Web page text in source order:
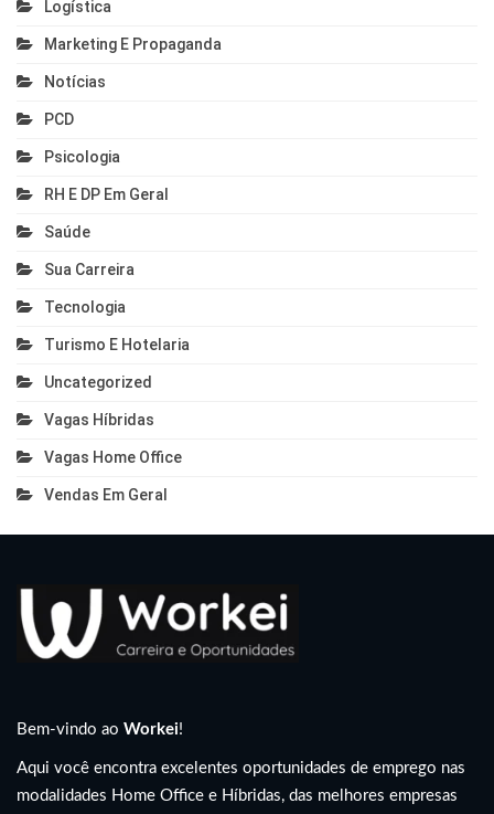
Logística
Marketing E Propaganda
Notícias
PCD
Psicologia
RH E DP Em Geral
Saúde
Sua Carreira
Tecnologia
Turismo E Hotelaria
Uncategorized
Vagas Híbridas
Vagas Home Office
Vendas Em Geral
Bem-vindo ao Workei!
Aqui você encontra excelentes oportunidades de emprego nas
modalidades Home Office e Híbridas, das melhores empresas